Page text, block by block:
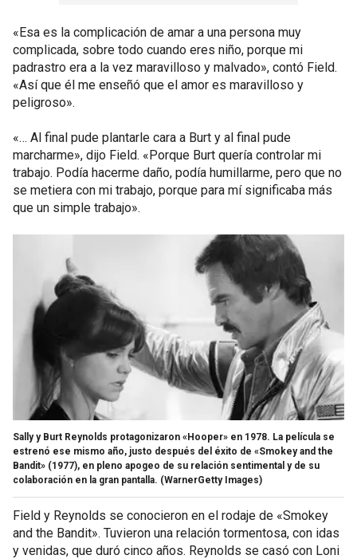
«Esa es la complicación de amar a una persona muy
complicada, sobre todo cuando eres niño, porque mi
padrastro era a la vez maravilloso y malvado», contó Field.
«Así que él me enseñó que el amor es maravilloso y
peligroso».
«… Al final pude plantarle cara a Burt y al final pude
marcharme», dijo Field. «Porque Burt quería controlar mi
trabajo. Podía hacerme daño, podía humillarme, pero que no
se metiera con mi trabajo, porque para mí significaba más
que un simple trabajo».
Sally y Burt Reynolds protagonizaron «Hooper» en 1978. La película se
estrenó ese mismo año, justo después del éxito de «Smokey and the
Bandit» (1977), en pleno apogeo de su relación sentimental y de su
colaboración en la gran pantalla. (WarnerGetty Images)
Field y Reynolds se conocieron en el rodaje de «Smokey
and the Bandit». Tuvieron una relación tormentosa, con idas
y venidas, que duró cinco años. Reynolds se casó con Loni